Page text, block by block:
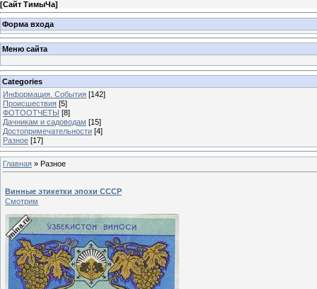
[Сайт ТимыЧа]
Форма входа
Меню сайта
Categories
Информация. События [142]
Происшествия [5]
ФОТООТЧЕТЫ [8]
Дачникам и садоводам [15]
Достопримечательности [4]
Разное [17]
Главная » Разное
Винные этикетки эпохи СССР
Смотрим